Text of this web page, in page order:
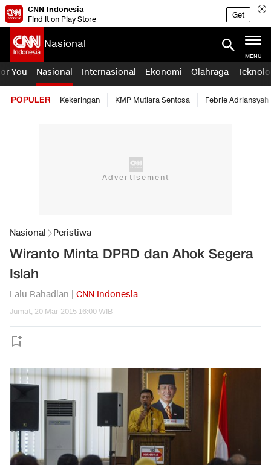
CNN Indonesia
Find it on Play Store
Get
Nasional
MENU
You Nasional Internasional Ekonomi Olahraga
POPULER Kekeringan KMP Mutiara Sentosa Febrie Adriansyah
Nasional Peristiwa
Wiranto Minta DPRD dan Ahok Segera
Islah
Lalu Rahadian | CNN Indonesia
Jumat, 20 Mar 2015 16:00 WIB